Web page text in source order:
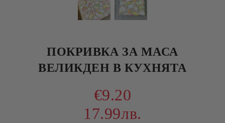
ПОКРИВКА ЗА МАСА
ВЕЛИКДЕН В КУХНЯТА
€9.20
17.99лв.